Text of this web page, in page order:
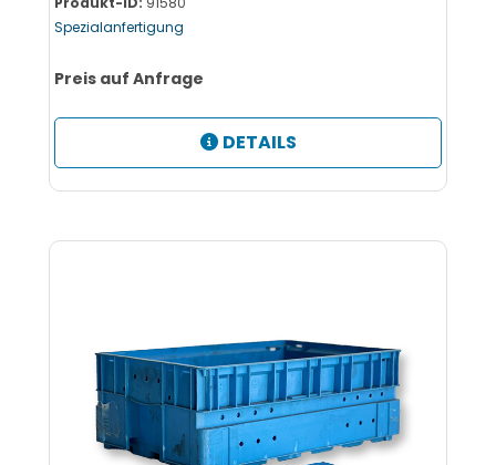
Spezialanfertigung
Preis auf Anfrage
DETAILS